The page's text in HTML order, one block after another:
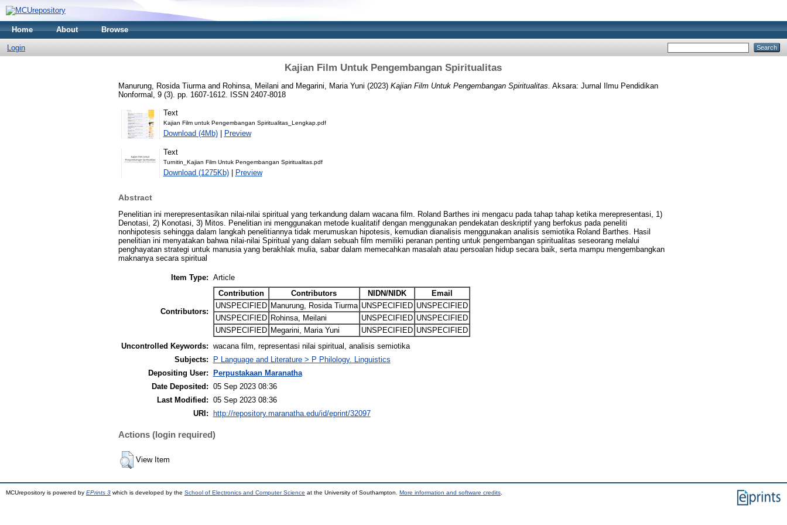
Home About Browse
Login
Kajian Film Untuk Pengembangan Spiritualitas
Manurung, Rosida Tiurmaand Rohinsa, Meilani and Megarini, Maria Yuni (2023) Kajian Film Untuk Pengembangan Spiritualitas. Aksara: Jurnal Ilmu Pendidikan
Nonformal, 9 (3). pp. 1607-1612. ISSN 2407-8018
Text
Kajian Film untuk Pengembangan Spiritualitas_Lengkap.pdf
Download (4Mb)| Preview
Text
Turnitin_Kajian Film Untuk Pengembangan Spiritualitas.pdf
Download (1275Kb)| Preview
Abstract
Penelitian ini merepresentasikan nilai-nilai spiritual yang terkandung dalam wacana film. Roland Barthes ini mengacu pada tahap tahap ketika merepresentasi, 1)
Denotasi, 2) Konotasi, 3) Mitos. Penelitian ini menggunakan metode kualitatif dengan menggunakan pendekatan deskriptif yang berfokus pada peneliti
nonhipotesis sehingga dalam langkah penelitiannya tidak merumuskan hipotesis, kemudian dianalisis menggunakan analisis semiotika Roland Barthes. Hasil
penelitian ini menyatakan bahwa nilai-nilai Spiritual yang dalam sebuah film memiliki peranan penting untuk pengembangan spiritualitas seseorang melalui
penghayatan strategi untuk manusia yang berakhlak mulia, sabar dalam memecahkan masalah atau persoalan hidup secara baik, serta mampu mengembangkan
maknanya secara spiritual
Item Type: Article
Contributors:
Contribution Contributors NIDN/NIDK
Email
UNSPECIFIED Manurung, Rosida Tiurma UNSPECIFIED UNSPECIFIED
UNSPECIFIED Rohinsa, Meilani UNSPECIFIED UNSPECIFIED
UNSPECIFIED Megarini, Maria Yuni UNSPECIFIED UNSPECIFIED
Uncontrolled Keywords: wacana film, representasi nilai spiritual, analisis semiotika
Subjects:
P Language and Literature > P Philology. Linguistics
Depositing User:
Perpustakaan Maranatha
Date Deposited: 05 Sep 2023 08:36
Last Modified: 05 Sep 2023 08:36
URI:
http://repository.maranatha.edu/id/eprint/32097
Actions (login required)
View Item
MCUrepository is powered by EPrints 3 which is developed by the School of Electronics and Computer Science at the University of Southampton. More information and software credits